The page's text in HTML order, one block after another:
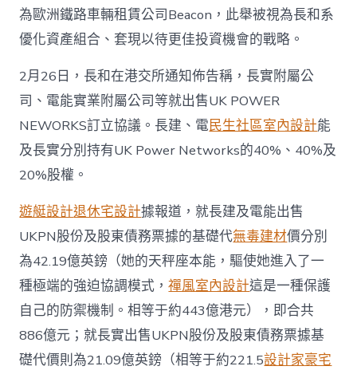
為歐洲鐵路車輛租賃公司Beacon，此舉被視為長和系
優化資產組合、套現以待更佳投資機會的戰略。
2月26日，長和在港交所通知佈告稱，長實附屬公
司、電能實業附屬公司等就出售UK POWER
NEWORKS訂立協議。長建、電民生社區室內設計能
及長實分別持有UK Power Networks的40%、40%及
20%股權。
遊艇設計退休宅設計據報道，就長建及電能出售
UKPN股份及股東債務票據的基礎代無毒建材價分別
為42.19億英鎊（她的天秤座本能，驅使她進入了一
種極端的強迫協調模式，禪風室內設計這是一種保護
自己的防禦機制。相等于約443億港元），即合共
886億元；就長實出售UKPN股份及股東債務票據基
礎代價則為21.09億英鎊（相等于約221.5設計家豪宅